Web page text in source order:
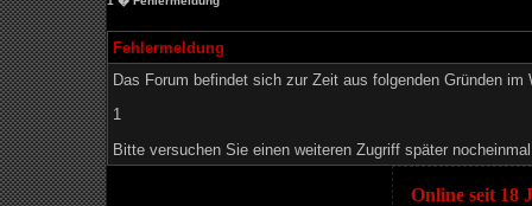
Fehlermeldung
Das Forum befindet sich zur Zeit aus folgenden Gründen im
1
Bitte versuchen Sie einen weiteren Zugriff später
Online seit 18